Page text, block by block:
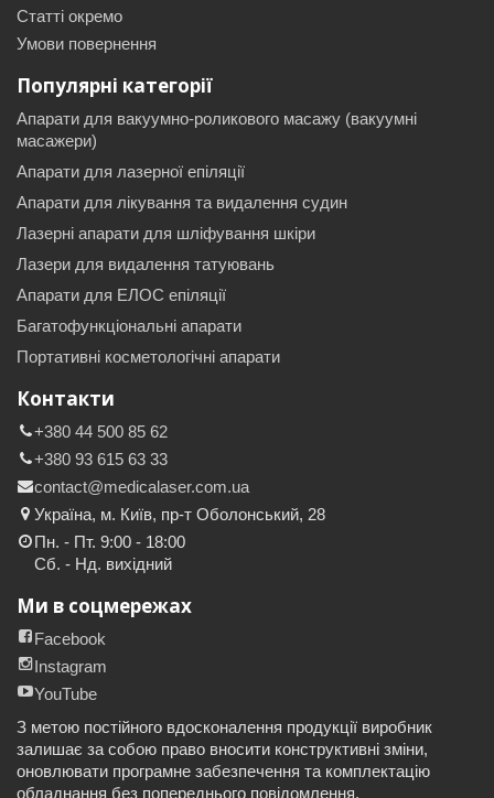
Статті окремо
Умови повернення
Популярні категорії
Апарати для вакуумно-роликового масажу (вакуумні
масажери)
Апарати для лазерної епіляції
Апарати для лікування та видалення судин
Лазерні апарати для шліфування шкіри
Лазери для видалення татуювань
Апарати для ЕЛОС епіляції
Багатофункціональні апарати
Портативні косметологічні апарати
Контакти
+380 44 500 85 62
+380 93 615 63 33
contact@medicalaser.com.ua
Україна, м. Київ, пр-т Оболонський, 28
Пн. - Пт. 9:00 - 18:00
Сб. - Нд. вихідний
Ми в соцмережах
Facebook
Instagram
YouTube
З метою постійного вдосконалення продукції виробник
залишає за собою право вносити конструктивні зміни,
оновлювати програмне забезпечення та комплектацію
обладнання без попереднього повідомлення.